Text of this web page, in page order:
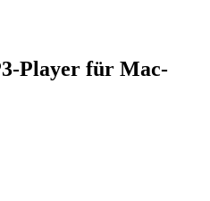
Player für Mac-